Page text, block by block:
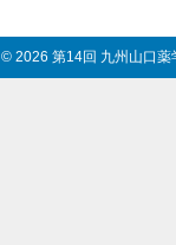
© 2026 第14回 九州山口薬